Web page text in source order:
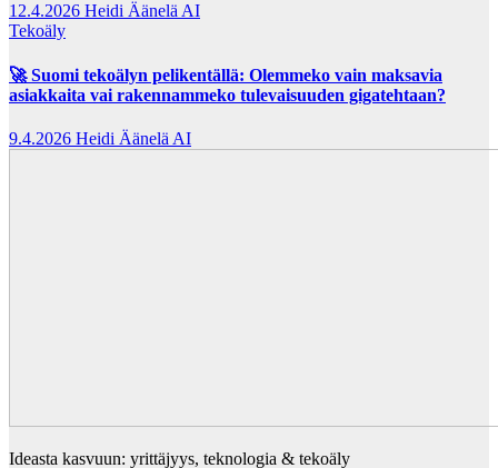
12.4.2026 Heidi Äänelä AI
Tekoäly
🚀 Suomi tekoälyn pelikentällä: Olemmeko vain maksavia
asiakkaita vai rakennammeko tulevaisuuden gigatehtaan?
9.4.2026 Heidi Äänelä AI
Ideasta kasvuun: yrittäjyys, teknologia & tekoäly